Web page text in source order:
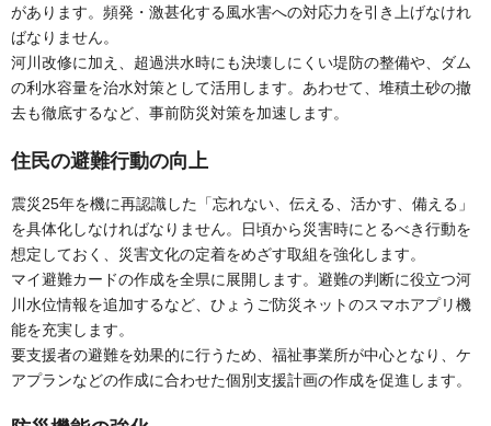
があります。頻発・激甚化する風水害への対応力を引き上げなけれ
ばなりません。
河川改修に加え、超過洪水時にも決壊しにくい堤防の整備や、ダム
の利水容量を治水対策として活用します。あわせて、堆積土砂の撤
去も徹底するなど、事前防災対策を加速します。
住民の避難行動の向上
震災25年を機に再認識した「忘れない、伝える、活かす、備える」
を具体化しなければなりません。日頃から災害時にとるべき行動を
想定しておく、災害文化の定着をめざす取組を強化します。
マイ避難カードの作成を全県に展開します。避難の判断に役立つ河
川水位情報を追加するなど、ひょうご防災ネットのスマホアプリ機
能を充実します。
要支援者の避難を効果的に行うため、福祉事業所が中心となり、ケ
アプランなどの作成に合わせた個別支援計画の作成を促進します。